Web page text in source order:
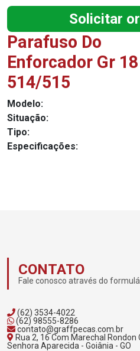
Solicitar
Parafuso Do
Enforcador Gr 18
514/515
Modelo:
Situação:
Tipo:
Especificações:
CONTATO
Fale conosco através do
(62) 3534-4022
(62) 98555-8286
contato@graffpecas.com.br
Rua 2, 16 Com Marechal Rondon
Senhora Aparecida - Goiânia - GO